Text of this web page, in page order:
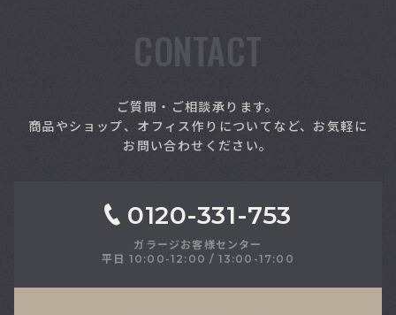
CONTACT
ご質問・ご相談承ります。
商品やショップ、オフィス作りについてなど、お気軽に
お問い合わせください。
0120-331-753
ガラージお客様センター
平日 10:00-12:00 / 13:00-17:00